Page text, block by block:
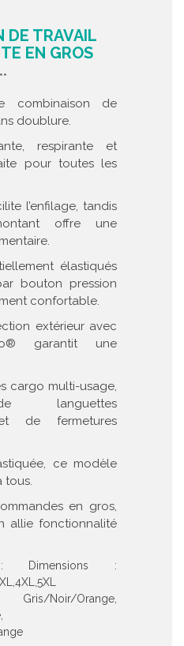
DE TRAVAIL
EN GROS
combinaison de
doublure.
respirante et
pour toutes les
l’enfilage, tandis
offre une
élastiqués
bouton pression
confortable.
extérieur avec
garantit une
cargo multi-usage,
languettes
et de fermetures
ce modèle
tous.
en gros,
allie fonctionnalité
:
Noir/Orange,